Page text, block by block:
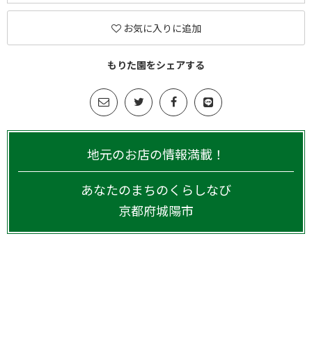
お気に入りに追加
もりた園をシェアする
地元のお店の情報満載！
あなたのまちのくらしなび
京都府城陽市